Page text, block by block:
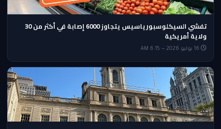
تفشي السيكلوسبورياسيس يتجاوز 6000 إصابة في أكثر من 30
ولاية أمريكية